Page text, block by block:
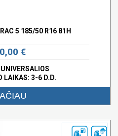
5 185/50 R16 81H
€
LAIKAS: 3-6 D.D.